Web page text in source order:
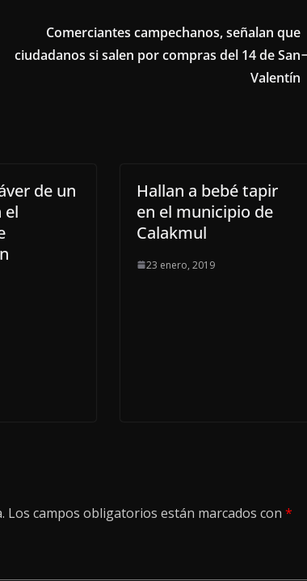
Comerciantes campechanos, señalan que
ciudadanos si salen por compras del 14 de San
Valentín
de un
el
Hallan a bebé tapir
en el municipio de
Calakmul
23 enero, 2019
Los campos obligatorios están marcados con *